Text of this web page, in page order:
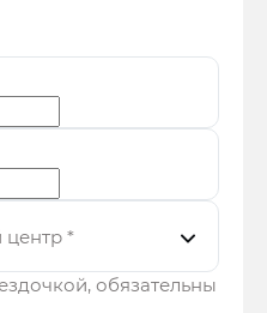
центр *
обязательны